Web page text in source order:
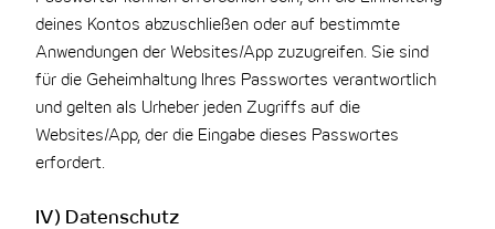
deines Kontos abzuschließen oder auf bestimmte
Anwendungen der Websites/App zuzugreifen. Sie sind
für die Geheimhaltung Ihres Passwortes verantwortlich
und gelten als Urheber jeden Zugriffs auf die
Websites/App, der die Eingabe dieses Passwortes
erfordert.
IV) Datenschutz